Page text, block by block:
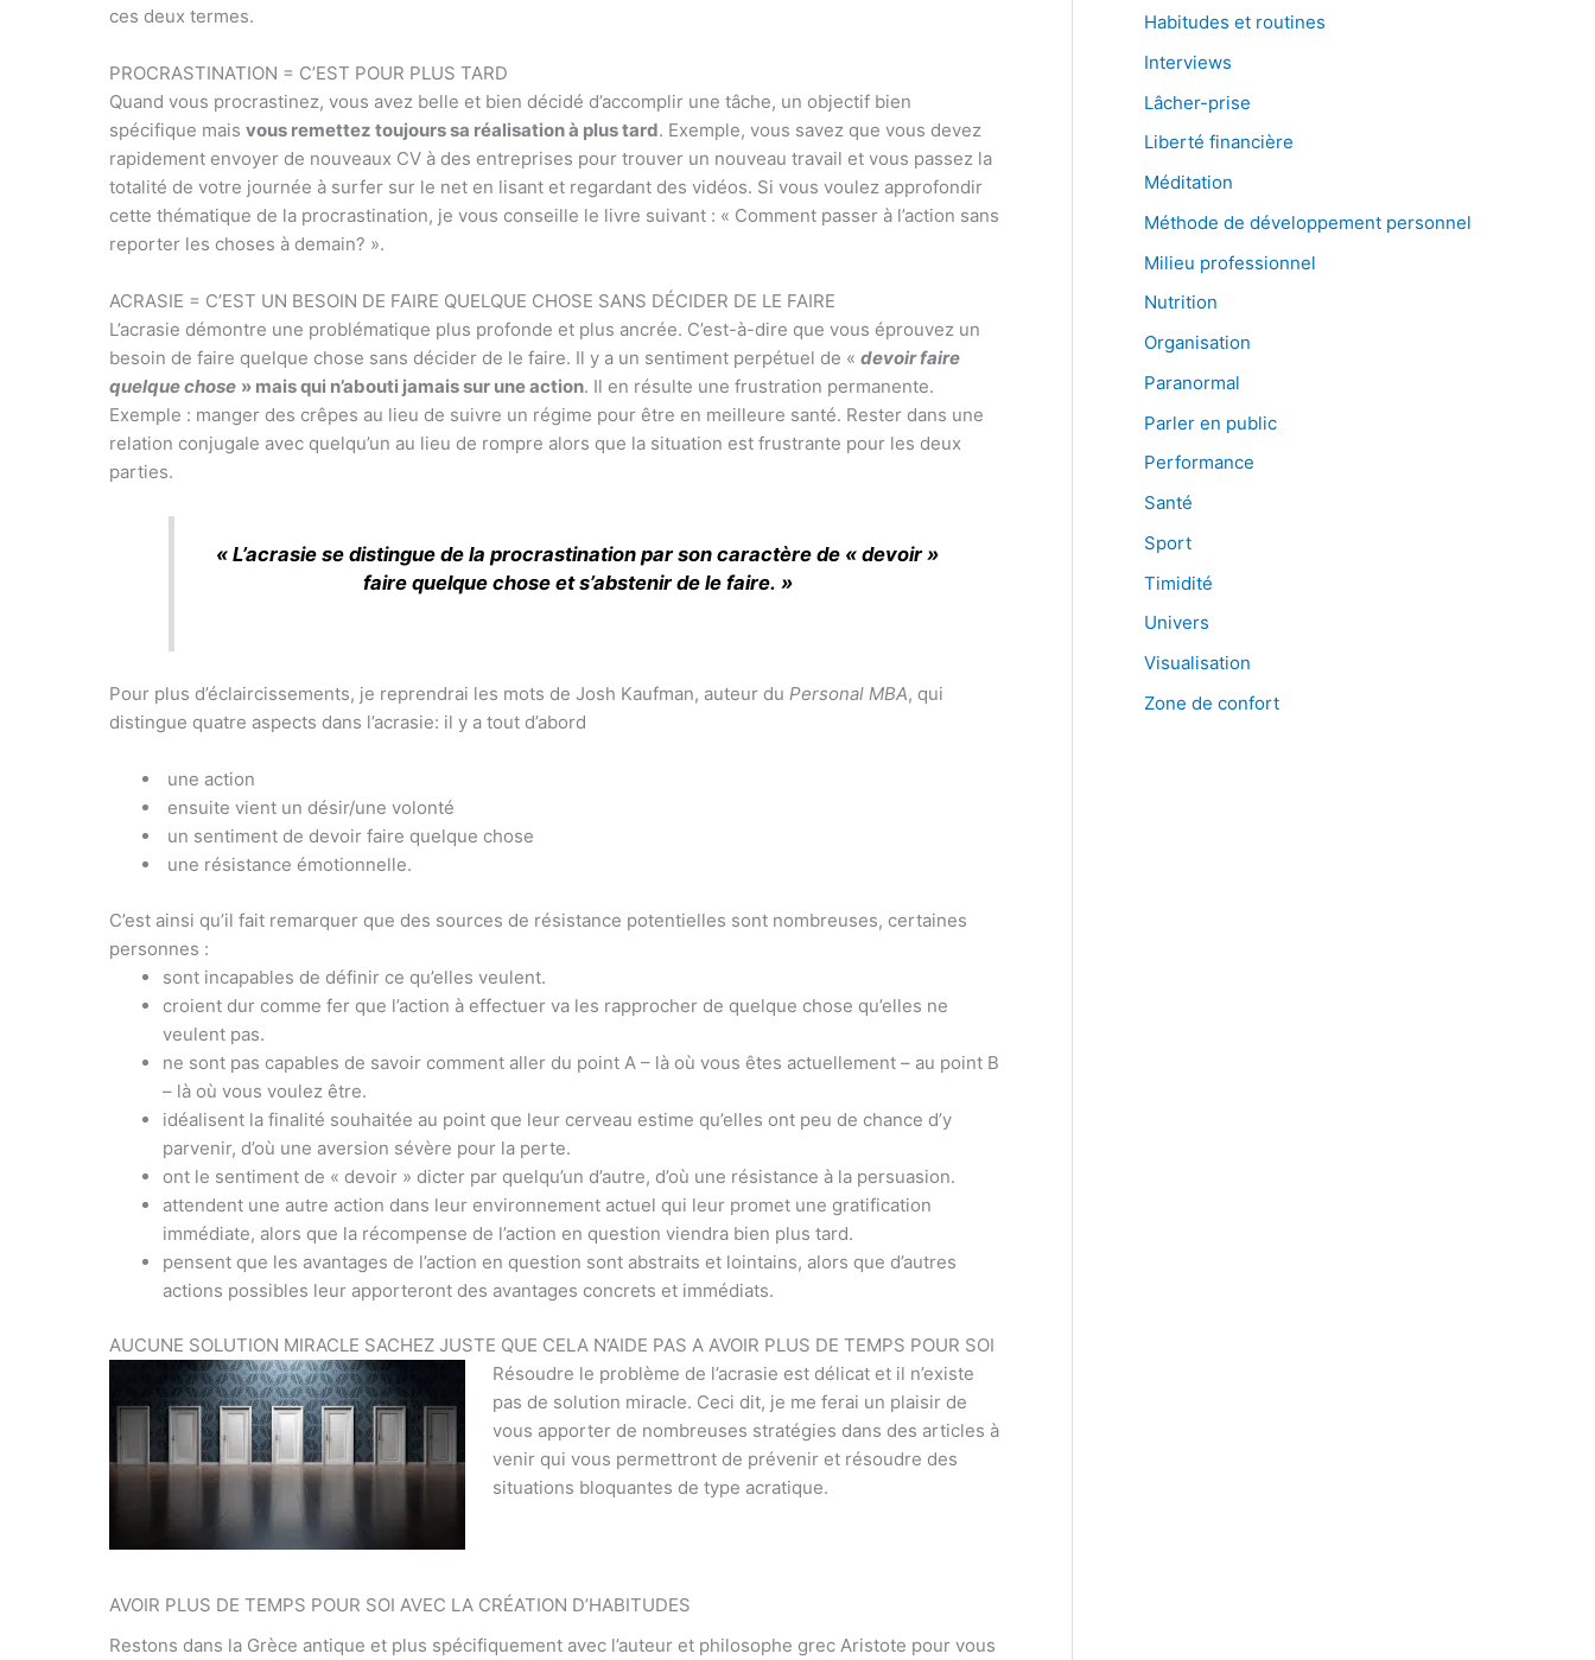
ces deux termes.
PROCRASTINATION = C’EST POUR PLUS TARD
Quand vous procrastinez, vous avez belle et bien décidé d’accomplir une tâche, un objectif bien
spécifique mais vous remettez toujours sa réalisation à plus tard. Exemple, vous savez que vous devez
rapidement envoyer de nouveaux CV à des entreprises pour trouver un nouveau travail et vous passez la
totalité de votre journée à surfer sur le net en lisant et regardant des vidéos. Si vous voulez approfondir
cette thématique de la procrastination, je vous conseille le livre suivant : « Comment passer à l’action sans
reporter les choses à demain? ».
ACRASIE = C’EST UN BESOIN DE FAIRE QUELQUE CHOSE SANS DÉCIDER DE LE FAIRE
L’acrasie démontre une problématique plus profonde et plus ancrée. C’est-à-dire que vous éprouvez un
besoin de faire quelque chose sans décider de le faire. Il y a un sentiment perpétuel de « devoir faire
quelque chose » mais qui n’abouti jamais sur une action. Il en résulte une frustration permanente.
Exemple : manger des crêpes au lieu de suivre un régime pour être en meilleure santé. Rester dans une
relation conjugale avec quelqu’un au lieu de rompre alors que la situation est frustrante pour les deux
parties.
« L’acrasie se distingue de la procrastination par son caractère de « devoir »
faire quelque chose et s’abstenir de le faire. »
Pour plus d’éclaircissements, je reprendrai les mots de Josh Kaufman, auteur du Personal MBA, qui
distingue quatre aspects dans l’acrasie: il y a tout d’abord
une action
ensuite vient un désir/une volonté
un sentiment de devoir faire quelque chose
une résistance émotionnelle.
C’est ainsi qu’il fait remarquer que des sources de résistance potentielles sont nombreuses, certaines
personnes :
sont incapables de définir ce qu’elles veulent.
croient dur comme fer que l’action à effectuer va les rapprocher de quelque chose qu’elles ne
veulent pas.
ne sont pas capables de savoir comment aller du point A – là où vous êtes actuellement – au point B
– là où vous voulez être.
idéalisent la finalité souhaitée au point que leur cerveau estime qu’elles ont peu de chance d’y
parvenir, d’où une aversion sévère pour la perte.
ont le sentiment de « devoir » dicter par quelqu’un d’autre, d’où une résistance à la persuasion.
attendent une autre action dans leur environnement actuel qui leur promet une gratification
immédiate, alors que la récompense de l’action en question viendra bien plus tard.
pensent que les avantages de l’action en question sont abstraits et lointains, alors que d’autres
actions possibles leur apporteront des avantages concrets et immédiats.
AUCUNE SOLUTION MIRACLE SACHEZ JUSTE QUE CELA N’AIDE PAS A AVOIR PLUS DE TEMPS POUR SOI
Résoudre le problème de l’acrasie est délicat et il n’existe
pas de solution miracle. Ceci dit, je me ferai un plaisir de
vous apporter de nombreuses stratégies dans des articles à
venir qui vous permettront de prévenir et résoudre des
situations bloquantes de type acratique.
AVOIR PLUS DE TEMPS POUR SOI AVEC LA CRÉATION D’HABITUDES
Restons dans la Grèce antique et plus spécifiquement avec l’auteur et philosophe grec Aristote pour vous
Habitudes et routines
Interviews
Lâcher-prise
Liberté financière
Méditation
Méthode de développement personnel
Milieu professionnel
Nutrition
Organisation
Paranormal
Parler en public
Performance
Santé
Sport
Timidité
Univers
Visualisation
Zone de confort